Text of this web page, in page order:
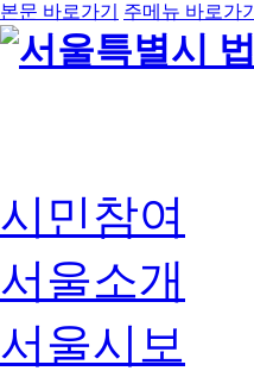
본문 바로가기 주메뉴 바로가기
시민참여
서울소개
서울시보